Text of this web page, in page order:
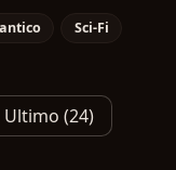
Sci-Fi
Ultimo (24)